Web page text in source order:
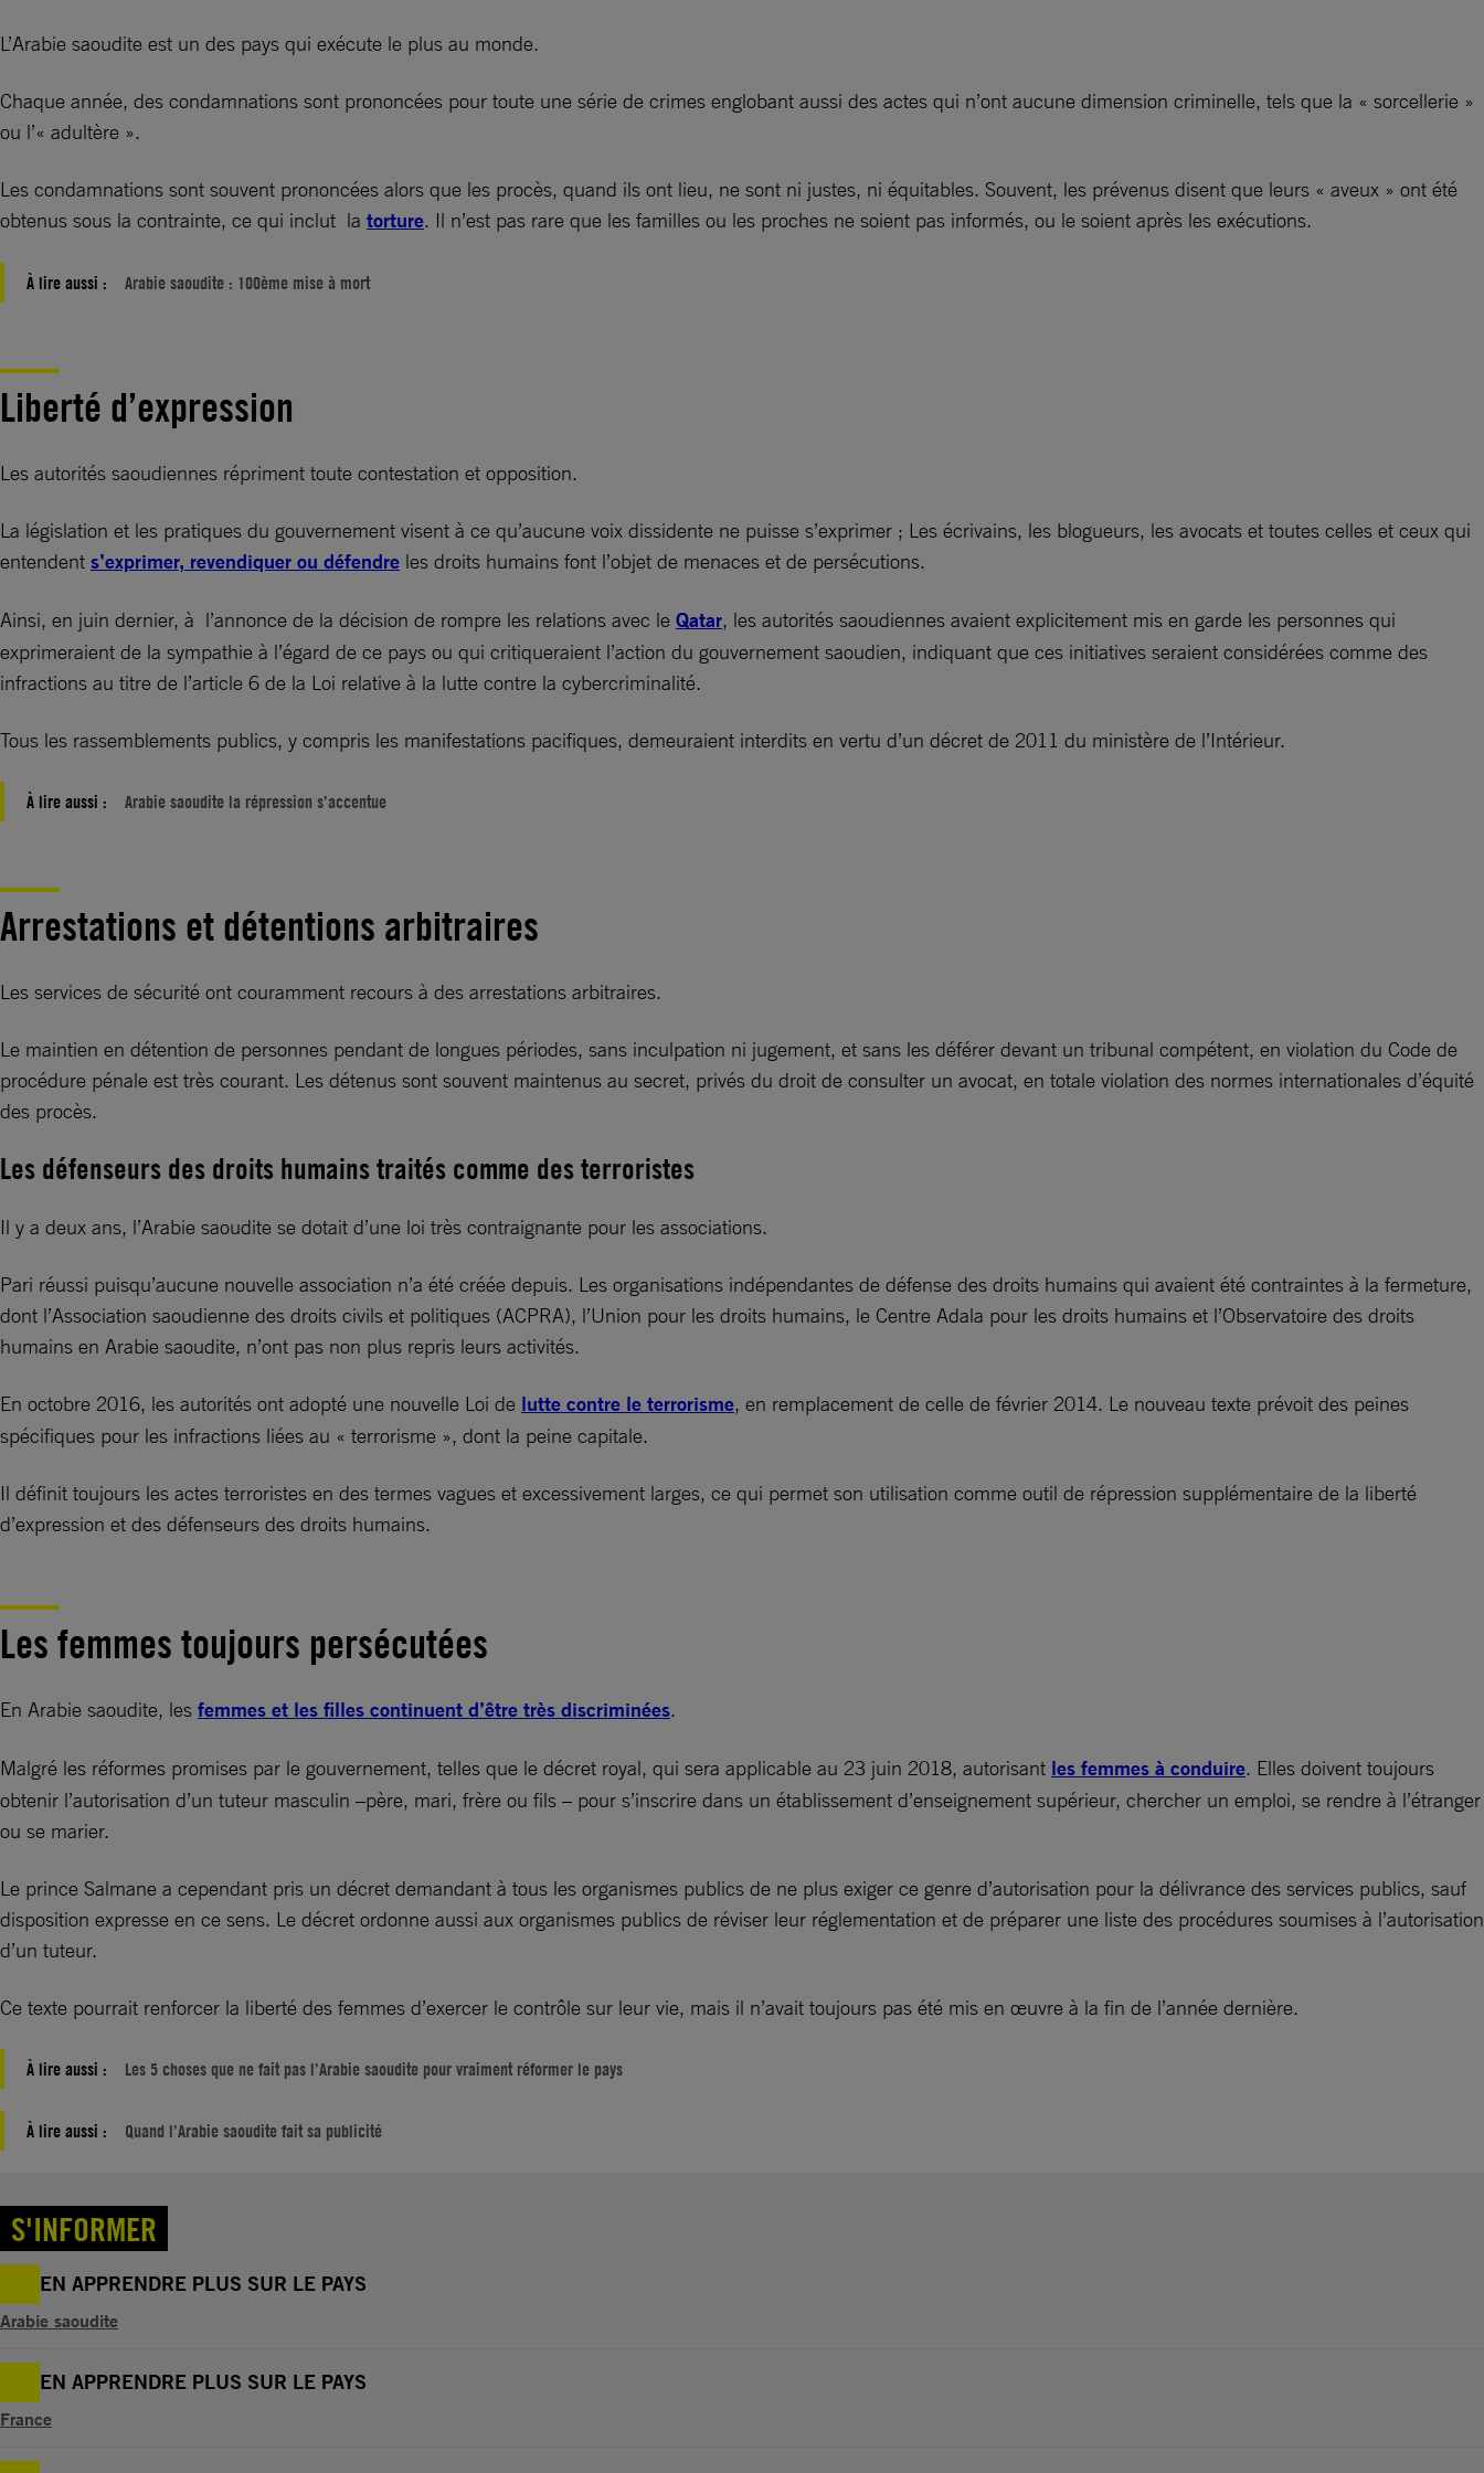
L’Arabie saoudite est un des pays qui exécute le plus au monde.
Chaque année, des condamnations sont prononcées pour toute une série de crimes englobant aussi des actes qui n’ont aucune dimension criminelle, tels que la « sorcellerie »
ou l’« adultère ».
Les condamnations sont souvent prononcées alors que les procès, quand ils ont lieu, ne sont ni justes, ni équitables. Souvent, les prévenus disent que leurs « aveux » ont été
obtenus sous la contrainte, ce qui inclut la torture. Il n’est pas rare que les familles ou les proches ne soient pas informés, ou le soient après les exécutions.
À lire aussi : Arabie saoudite : 100ème mise à mort
Liberté d’expression
Les autorités saoudiennes répriment toute contestation et opposition.
La législation et les pratiques du gouvernement visent à ce qu’aucune voix dissidente ne puisse s’exprimer ; Les écrivains, les blogueurs, les avocats et toutes celles et ceux qui
entendent s’exprimer, revendiquer ou défendre les droits humains font l’objet de menaces et de persécutions.
Ainsi, en juin dernier, à l’annonce de la décision de rompre les relations avec le Qatar, les autorités saoudiennes avaient explicitement mis en garde les personnes qui
exprimeraient de la sympathie à l’égard de ce pays ou qui critiqueraient l’action du gouvernement saoudien, indiquant que ces initiatives seraient considérées comme des
infractions au titre de l’article 6 de la Loi relative à la lutte contre la cybercriminalité.
Tous les rassemblements publics, y compris les manifestations pacifiques, demeuraient interdits en vertu d’un décret de 2011 du ministère de l’Intérieur.
À lire aussi : Arabie saoudite la répression s’accentue
Arrestations et détentions arbitraires
Les services de sécurité ont couramment recours à des arrestations arbitraires.
Le maintien en détention de personnes pendant de longues périodes, sans inculpation ni jugement, et sans les déférer devant un tribunal compétent, en violation du Code de
procédure pénale est très courant. Les détenus sont souvent maintenus au secret, privés du droit de consulter un avocat, en totale violation des normes internationales d’équité
des procès.
Les défenseurs des droits humains traités comme des terroristes
Il y a deux ans, l’Arabie saoudite se dotait d’une loi très contraignante pour les associations.
Pari réussi puisqu’aucune nouvelle association n’a été créée depuis. Les organisations indépendantes de défense des droits humains qui avaient été contraintes à la fermeture,
dont l’Association saoudienne des droits civils et politiques (ACPRA), l’Union pour les droits humains, le Centre Adala pour les droits humains et l’Observatoire des droits
humains en Arabie saoudite, n’ont pas non plus repris leurs activités.
En octobre 2016, les autorités ont adopté une nouvelle Loi de lutte contre le terrorisme, en remplacement de celle de février 2014. Le nouveau texte prévoit des peines
spécifiques pour les infractions liées au « terrorisme », dont la peine capitale.
Il définit toujours les actes terroristes en des termes vagues et excessivement larges, ce qui permet son utilisation comme outil de répression supplémentaire de la liberté
d’expression et des défenseurs des droits humains.
Les femmes toujours persécutées
En Arabie saoudite, les femmes et les filles continuent d’être très discriminées.
Malgré les réformes promises par le gouvernement, telles que le décret royal, qui sera applicable au 23 juin 2018, autorisant les femmes à conduire. Elles doivent toujours
obtenir l’autorisation d’un tuteur masculin –père, mari, frère ou fils – pour s’inscrire dans un établissement d’enseignement supérieur, chercher un emploi, se rendre à l’étranger
ou se marier.
Le prince Salmane a cependant pris un décret demandant à tous les organismes publics de ne plus exiger ce genre d’autorisation pour la délivrance des services publics, sauf
disposition expresse en ce sens. Le décret ordonne aussi aux organismes publics de réviser leur réglementation et de préparer une liste des procédures soumises à l’autorisation
d’un tuteur.
Ce texte pourrait renforcer la liberté des femmes d’exercer le contrôle sur leur vie, mais il n’avait toujours pas été mis en œuvre à la fin de l’année dernière.
À lire aussi : Les 5 choses que ne fait pas l’Arabie saoudite pour vraiment réformer le pays
À lire aussi : Quand l’Arabie saoudite fait sa publicité
S'INFORMER
EN APPRENDRE PLUS SUR LE PAYS
Arabie saoudite
EN APPRENDRE PLUS SUR LE PAYS
France